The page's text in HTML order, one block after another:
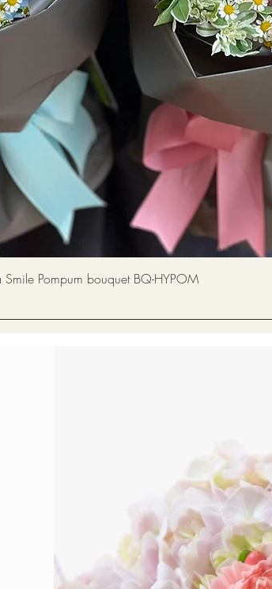
快速瀏覽
Pompum bouquet BQ-HYPOM